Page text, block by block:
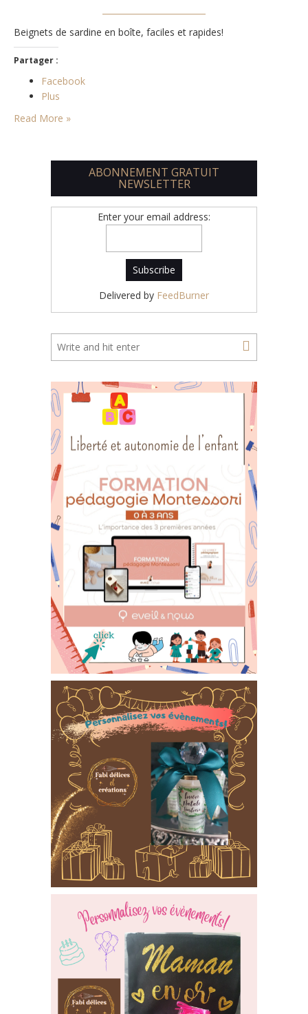
Beignets de sardine en boîte, faciles et rapides!
Partager :
Facebook
Plus
Read More »
ABONNEMENT GRATUIT
NEWSLETTER
Enter your email address:
Delivered by FeedBurner